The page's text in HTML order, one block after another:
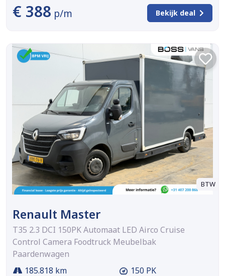
€ 388 p/m Bekijk deal
BTW
Renault Master
T35 2.3 DCI 150PK Automaat LED Airco Cruise
Control Camera Foodtruck Meubelbak
Paardenwagen
185.818 km
150 PK